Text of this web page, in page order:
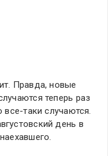
Правда, новые
теперь раз
таки случаются.
день в